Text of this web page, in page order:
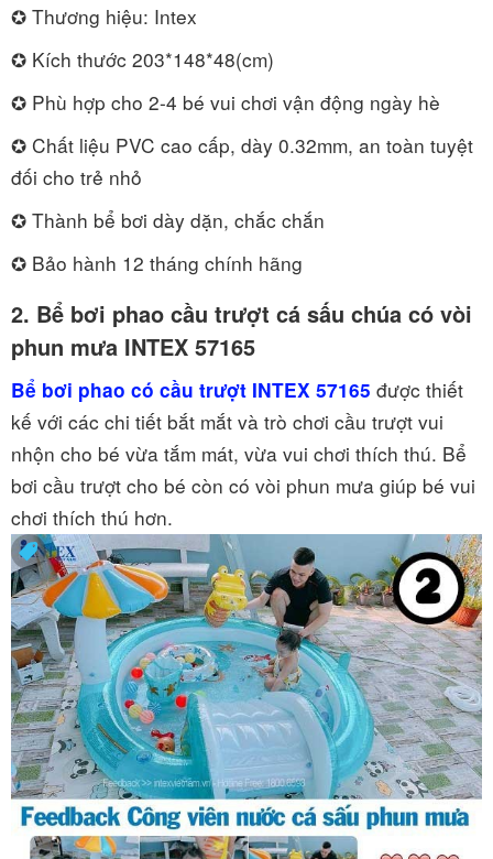
✪ Thương hiệu: Intex
✪ Kích thước 203*148*48(cm)
✪ Phù hợp cho 2-4 bé vui chơi vận động ngày hè
✪ Chất liệu PVC cao cấp, dày 0.32mm, an toàn tuyệt
đối cho trẻ nhỏ
✪ Thành bể bơi dày dặn, chắc chắn
✪ Bảo hành 12 tháng chính hãng
2. Bể bơi phao cầu trượt cá sấu chúa có vòi
phun mưa INTEX 57165
Bể bơi phao có cầu trượt INTEX 57165 được thiết
kế với các chi tiết bắt mắt và trò chơi cầu trượt vui
nhộn cho bé vừa tắm mát, vừa vui chơi thích thú. Bể
bơi cầu trượt cho bé còn có vòi phun mưa giúp bé vui
chơi thích thú hơn.